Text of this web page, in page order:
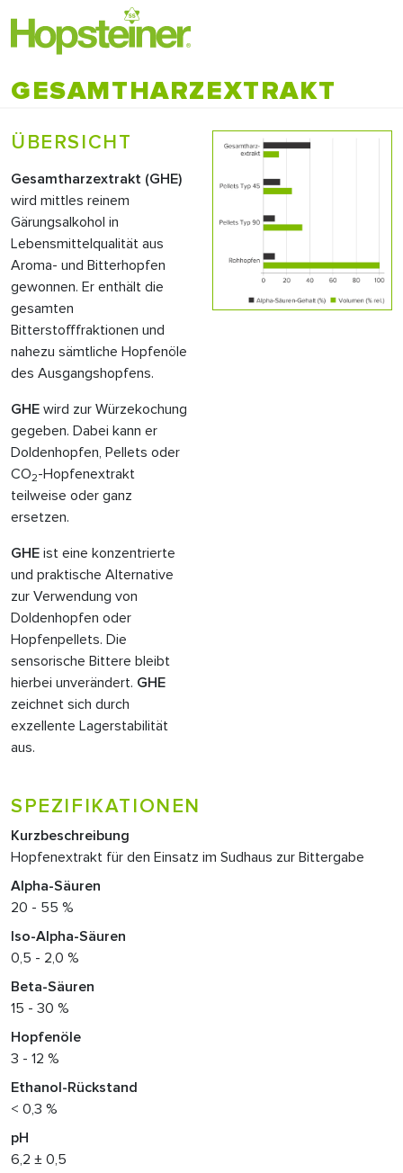
GESAMTHARZEXTRAKT
ÜBERSICHT
Gesamtharzextrakt (GHE)
wird mittles reinem
Gärungsalkohol in
Lebensmittelqualität aus
Aroma- und Bitterhopfen
gewonnen. Er enthält die
gesamten
Bitterstofffraktionen und
nahezu sämtliche Hopfenöle
des Ausgangshopfens.
GHE wird zur Würzekochung
gegeben. Dabei kann er
Doldenhopfen, Pellets oder
CO2-Hopfenextrakt
teilweise oder ganz
ersetzen.
GHE ist eine konzentrierte
und praktische Alternative
zur Verwendung von
Doldenhopfen oder
Hopfenpellets. Die
sensorische Bittere bleibt
hierbei unverändert. GHE
zeichnet sich durch
exzellente Lagerstabilität
aus.
SPEZIFIKATIONEN
Kurzbeschreibung
Hopfenextrakt für den Einsatz im Sudhaus zur Bittergabe
Alpha-Säuren
20 - 55 %
Iso-Alpha-Säuren
0,5 - 2,0 %
Beta-Säuren
15 - 30 %
Hopfenöle
3 - 12 %
Ethanol-Rückstand
< 0,3 %
pH
6,2 ± 0,5